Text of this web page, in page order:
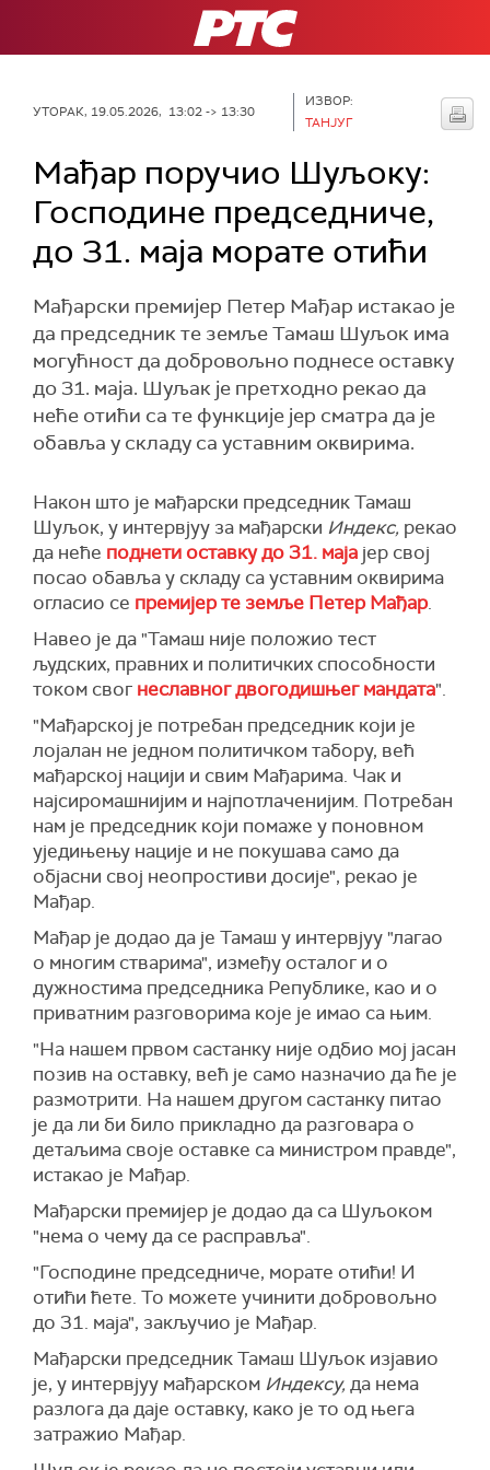
РТС
УТОРАК, 19.05.2026, 13:02 -> 13:30
ИЗВОР:
ТАНЈУГ
Мађар поручио Шуљоку:
Господине председниче,
до 31. маја морате отићи
Мађарски премијер Петер Мађар истакао је
да председник те земље Тамаш Шуљок има
могућност да добровољно поднесе оставку
до 31. маја. Шуљак је претходно рекао да
неће отићи са те функције јер сматра да је
обавља у складу са уставним оквирима.
Након што је мађарски председник Тамаш
Шуљок, у интервјуу за мађарски Индекс, рекао
да неће поднети оставку до 31. маја јер свој
посао обавља у складу са уставним оквирима
огласио се премијер те земље Петер Мађар.
Навео је да "Тамаш није положио тест
људских, правних и политичких способности
током свог неславног двогодишњег мандата".
"Мађарској је потребан председник који је
лојалан не једном политичком табору, већ
мађарској нацији и свим Мађарима. Чак и
најсиромашнијим и најпотлаченијим. Потребан
нам је председник који помаже у поновном
уједињењу нације и не покушава само да
објасни свој неопростиви досије", рекао је
Мађар.
Мађар је додао да је Тамаш у интервјуу "лагао
о многим стварима", између осталог и о
дужностима председника Републике, као и о
приватним разговорима које је имао са њим.
"На нашем првом састанку није одбио мој јасан
позив на оставку, већ је само назначио да ће је
размотрити. На нашем другом састанку питао
је да ли би било прикладно да разговара о
детаљима своје оставке са министром правде",
истакао је Мађар.
Мађарски премијер је додао да са Шуљоком
"нема о чему да се расправља".
"Господине председниче, морате отићи! И
отићи ћете. То можете учинити добровољно
до 31. маја", закључио је Мађар.
Мађарски председник Тамаш Шуљок изјавио
је, у интервјуу мађарском Индексу, да нема
разлога да даје оставку, како је то од њега
затражио Мађар.